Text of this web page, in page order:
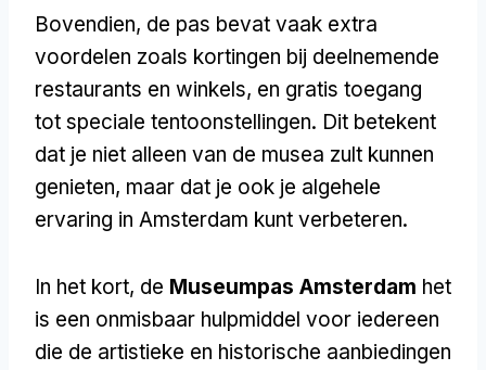
Bovendien, de pas bevat vaak extra
voordelen zoals kortingen bij deelnemende
restaurants en winkels, en gratis toegang
tot speciale tentoonstellingen. Dit betekent
dat je niet alleen van de musea zult kunnen
genieten, maar dat je ook je algehele
ervaring in Amsterdam kunt verbeteren.
In het kort, de Museumpas Amsterdam het
is een onmisbaar hulpmiddel voor iedereen
die de artistieke en historische aanbiedingen